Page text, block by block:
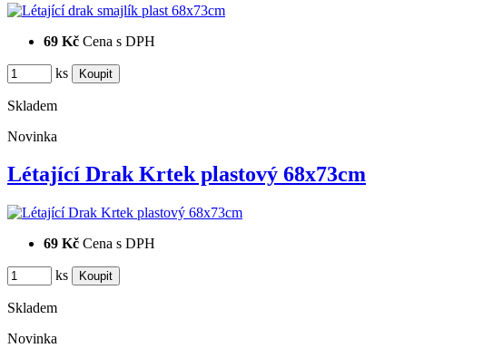
69 Kč Cena s DPH
ks
Skladem
Novinka
Létající Drak Krtek plastový 68x73cm
69 Kč Cena s DPH
ks
Skladem
Novinka